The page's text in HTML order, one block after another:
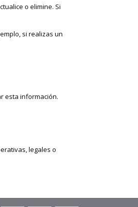
o elimine. Si
si realizas un
esta información.
legales o